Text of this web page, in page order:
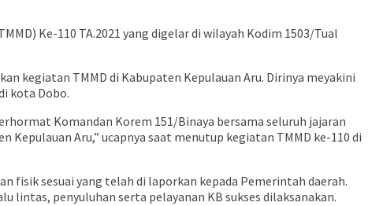
Ke-110 TA.2021 yang digelar di wilayah Kodim 1503/Tual
kegiatan TMMD di Kabupaten Kepulauan Aru. Dirinya meyakini
kota Dobo.
Komandan Korem 151/Binaya bersama seluruh jajaran
Aru,” ucapnya saat menutup kegiatan TMMD ke-110 di
fisik sesuai yang telah di laporkan kepada Pemerintah daerah.
lintas, penyuluhan serta pelayanan KB sukses dilaksanakan.